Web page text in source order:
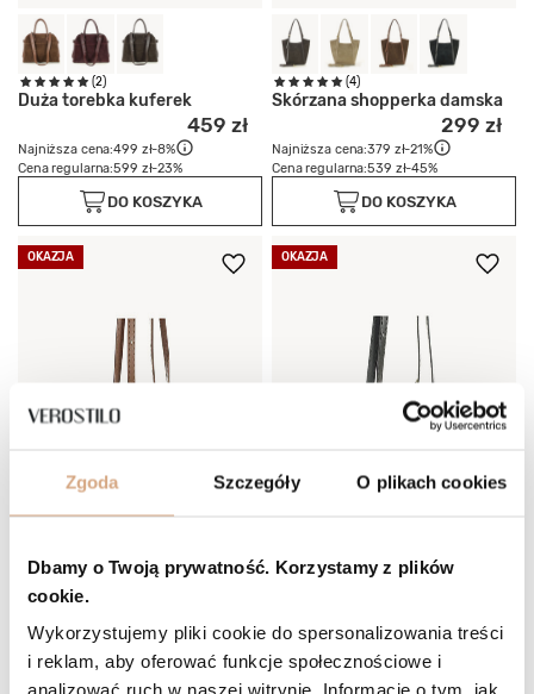
Zgoda Szczegóły O plikach cookies
Dbamy o Twoją prywatność. Korzystamy z plików
cookie.
Wykorzystujemy pliki cookie do spersonalizowania treści
i reklam, aby oferować funkcje społecznościowe i
analizować ruch w naszej witrynie. Informacje o tym, jak
(2)
Duża torebka kuferek
459 zł
Najniższa cena:499 zł-8%
Cena regularna:599 zł-23%
DO KOSZYKA
(4)
Skórzana shopperka damska
299 zł
Najniższa cena:379 zł-21%
Cena regularna:539 zł-45%
DO KOSZYKA
OKAZJA OKAZJA